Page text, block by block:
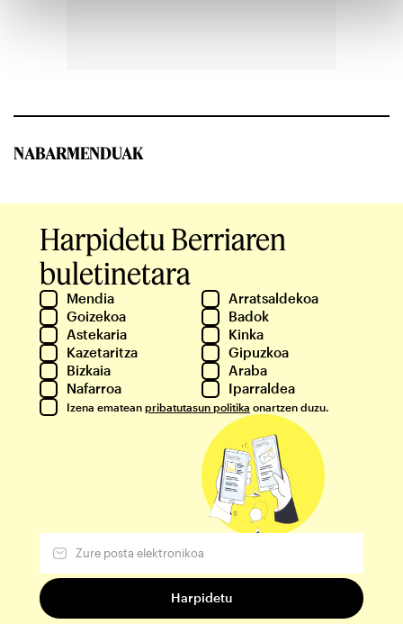
NABARMENDUAK
Harpidetu Berriaren
buletinetara
Mendia
Arratsaldekoa
Goizekoa
Badok
Astekaria
Kinka
Kazetaritza
Gipuzkoa
Bizkaia
Araba
Nafarroa
Iparraldea
Izena ematean pribatutasun politika onartzen duzu.